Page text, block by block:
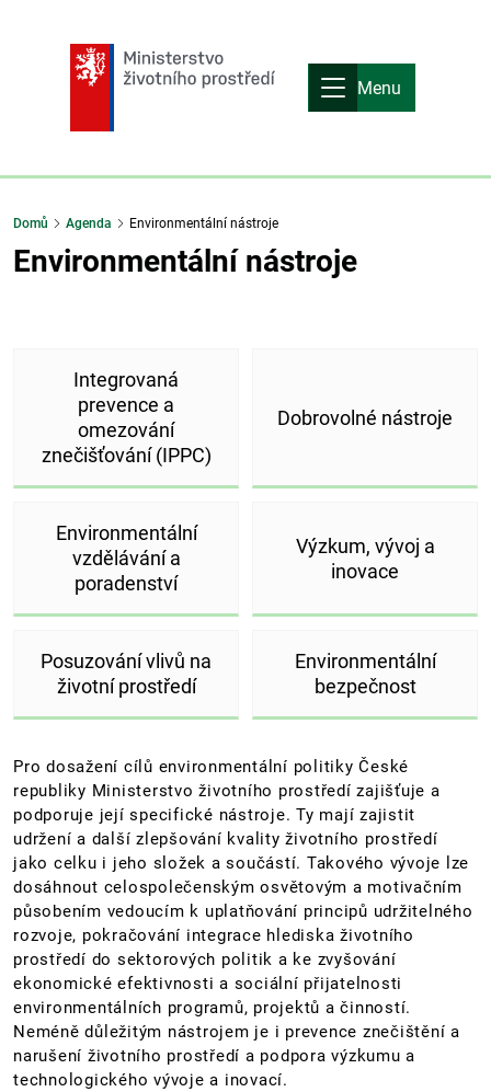
Menu
Domů Agenda Environmentální nástroje
Environmentální nástroje
Integrovaná
prevence a
omezování
znečišťování (IPPC)
Dobrovolné nástroje
Environmentální
vzdělávání a
poradenství
Výzkum, vývoj a
inovace
Posuzování vlivů na
životní prostředí
Environmentální
bezpečnost
Pro dosažení cílů environmentální politiky České
republiky Ministerstvo životního prostředí zajišťuje a
podporuje její specifické nástroje. Ty mají zajistit
udržení a další zlepšování kvality životního prostředí
jako celku i jeho složek a součástí. Takového vývoje lze
dosáhnout celospolečenským osvětovým a motivačním
působením vedoucím k uplatňování principů udržitelného
rozvoje, pokračování integrace hlediska životního
prostředí do sektorových politik a ke zvyšování
ekonomické efektivnosti a sociální přijatelnosti
environmentálních programů, projektů a činností.
Neméně důležitým nástrojem je i prevence znečištění a
narušení životního prostředí a podpora výzkumu a
technologického vývoje a inovací.